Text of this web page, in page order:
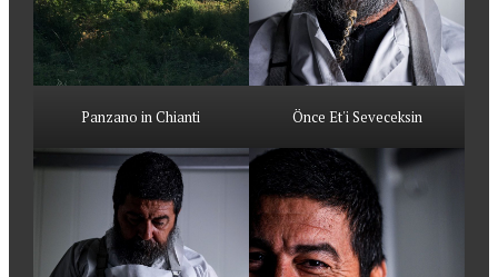
Panzano in Chianti Önce Et'i Seveceksin